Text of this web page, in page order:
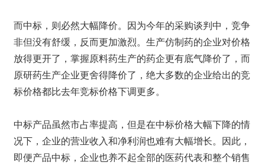
而中标，则必然大幅降价。因为今年的采购谈判中，竞争
非但没有舒缓，反而更加激烈。生产仿制药的企业对价格
放得更开了，掌握原料药生产的药企更有底气降价了，而
原研药生产企业更舍得降价了，绝大多数的企业给出的竞
标价格都比去年竞标价格下调更多。
中标产品虽然市占率提高，但是在中标价格大幅下降的情
况下，企业的营业收入和净利润也难有大幅增长。因此，
即便产品中标，企业也养不起全部的医药代表和整个销售